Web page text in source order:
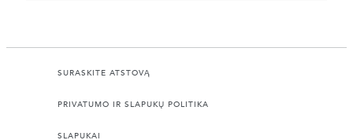
SURASKITE ATSTOVĄ
PRIVATUMO IR SLAPUKŲ POLITIKA
SLAPUKAI